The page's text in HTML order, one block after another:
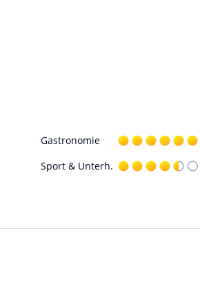
Gastronomie
Sport & Unterh.